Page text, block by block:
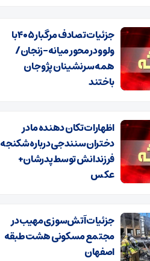
جزئیات تصادف مرگبار ۴۰۵ با
ولوو در محور میانه-زنجان/
همه سرنشینان پژو جان
باختند
اظهارات تکان دهنده مادر
دختران سنندجی درباره شکنجه
فرزندانش توسط پدرشان+
عکس
جزئیات آتش‌سوزی مهیب در
مجتمع مسکونی هشت طبقه
اصفهان